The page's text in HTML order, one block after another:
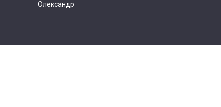
Олександр